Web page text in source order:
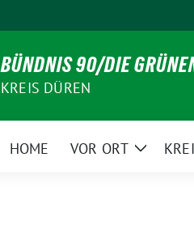
BÜNDNIS 90/DIE
KREIS DÜREN
HOME VOR ORT
Zeige